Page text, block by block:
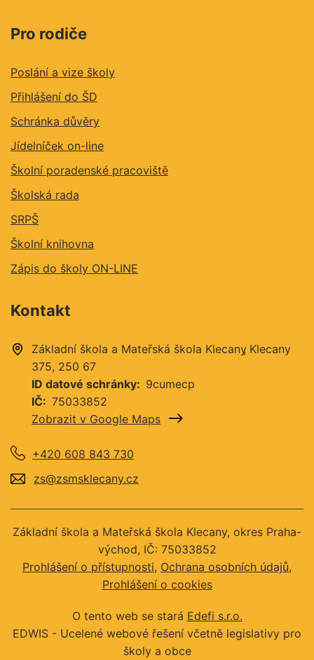
Pro rodiče
Poslání a vize školy
Přihlášení do ŠD
Schránka důvěry
Jídelníček on-line
Školní poradenské pracoviště
Školská rada
SRPŠ
Školní knihovna
Zápis do školy ON-LINE
Kontakt
Základní škola a Mateřská škola KlecanyKlecany
375 250 67
ID datové schránky
9cumecp
IČ
75033852
Zobrazit v Google Maps
+420 608 843 730
zs@zsmsklecany.cz
Základní škola a Mateřská škola Klecany, okres Praha-
východ, IČ: 75033852
Prohlášení o přístupnosti Ochrana osobních údajů
Prohlášení o cookies
O tento web se stará Edefi s.r.o.
EDWIS - Ucelené webové řešení včetně legislativy pro
školy a obce